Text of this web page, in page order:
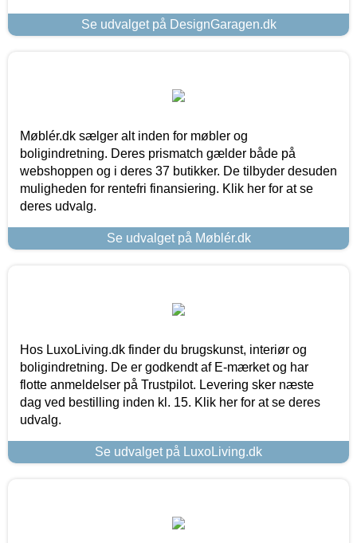
Se udvalget på DesignGaragen.dk
Møblér.dk sælger alt inden for møbler og
boligindretning. Deres prismatch gælder både på
webshoppen og i deres 37 butikker. De tilbyder desuden
muligheden for rentefri finansiering. Klik her for at se
deres udvalg.
Se udvalget på Møblér.dk
Hos LuxoLiving.dk finder du brugskunst, interiør og
boligindretning. De er godkendt af E-mærket og har
flotte anmeldelser på Trustpilot. Levering sker næste
dag ved bestilling inden kl. 15. Klik her for at se deres
udvalg.
Se udvalget på LuxoLiving.dk